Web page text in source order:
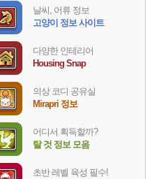
날씨, 어류 정보
고양이 정보 사이트
다양한 인테리어
Housing Snap
의상 코디 공유실
Mirapri 정보
어디서 획득할까?
탈 것 정보 모음
초반 레벨 육성 필수!